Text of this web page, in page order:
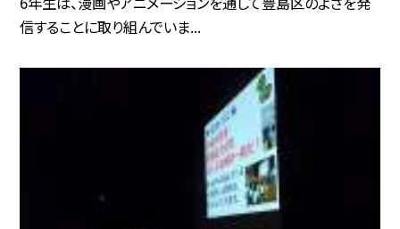
信することに取り組んでいま...